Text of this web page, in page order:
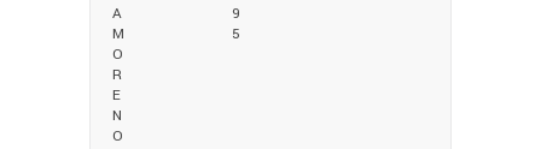
A
M
O
R
E
N
O
9
5